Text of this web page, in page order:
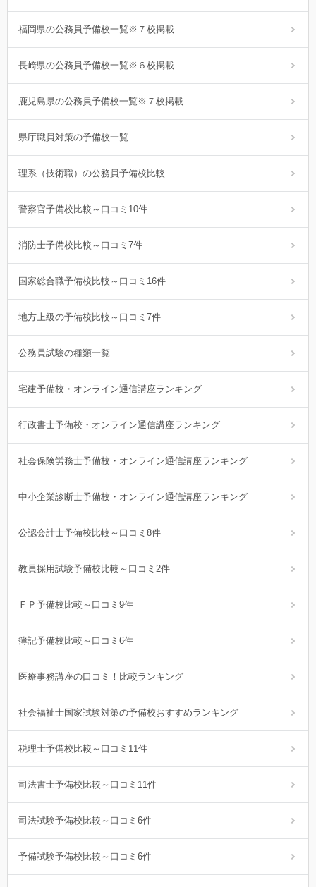
福岡県の公務員予備校一覧※７校掲載
長崎県の公務員予備校一覧※６校掲載
鹿児島県の公務員予備校一覧※７校掲載
県庁職員対策の予備校一覧
理系（技術職）の公務員予備校比較
警察官予備校比較～口コミ10件
消防士予備校比較～口コミ7件
国家総合職予備校比較～口コミ16件
地方上級の予備校比較～口コミ7件
公務員試験の種類一覧
宅建予備校・オンライン通信講座ランキング
行政書士予備校・オンライン通信講座ランキング
社会保険労務士予備校・オンライン通信講座ランキング
中小企業診断士予備校・オンライン通信講座ランキング
公認会計士予備校比較～口コミ8件
教員採用試験予備校比較～口コミ2件
ＦＰ予備校比較～口コミ9件
簿記予備校比較～口コミ6件
医療事務講座の口コミ！比較ランキング
社会福祉士国家試験対策の予備校おすすめランキング
税理士予備校比較～口コミ11件
司法書士予備校比較～口コミ11件
司法試験予備校比較～口コミ6件
予備試験予備校比較～口コミ6件